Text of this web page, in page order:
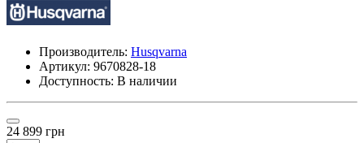
Производитель: Husqvarna
Артикул: 9670828-18
Доступность: В наличии
24 899 грн